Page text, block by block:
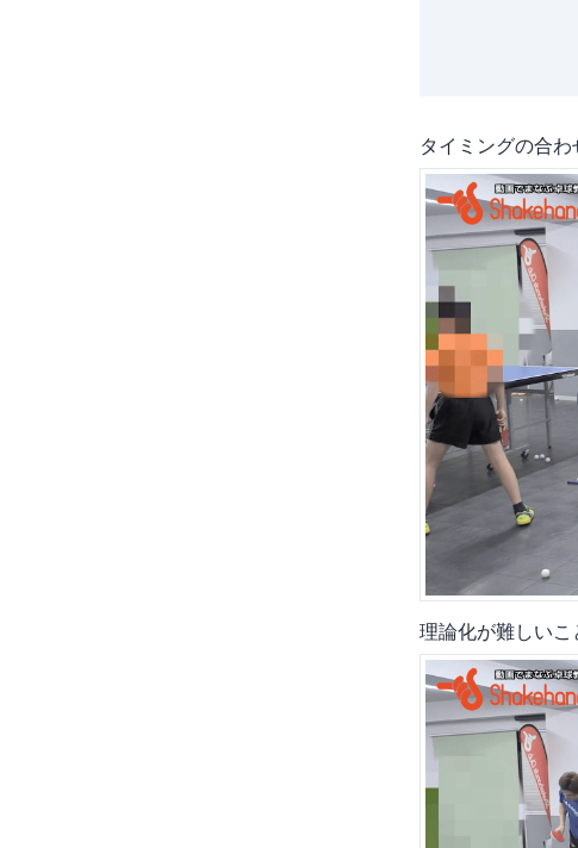
タイミングの合わ
理論化が難しいこ